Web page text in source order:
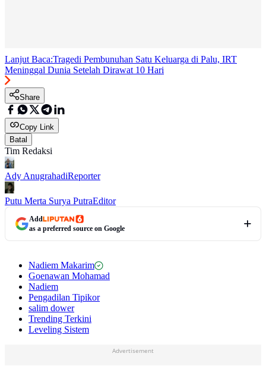
Lanjut Baca:Tragedi Pembunuhan Satu Keluarga di Palu, IRT
Meninggal Dunia Setelah Dirawat 10 Hari
Share
Copy Link
Batal
Tim Redaksi
Ady AnugrahadiReporter
Putu Merta Surya PutraEditor
Add
as a preferred source on Google
Nadiem Makarim
Goenawan Mohamad
Nadiem
Pengadilan Tipikor
salim dower
Trending Terkini
Leveling Sistem
Advertisement